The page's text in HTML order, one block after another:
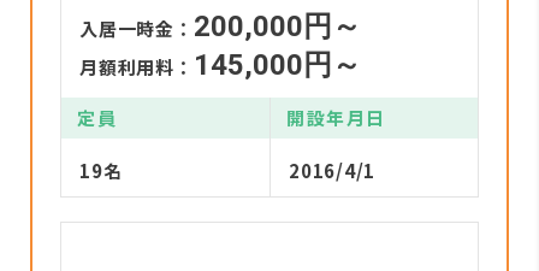
入居一時金： 200,000円～
月額利用料： 145,000円～
定員 開設年月日
19名 2016/4/1